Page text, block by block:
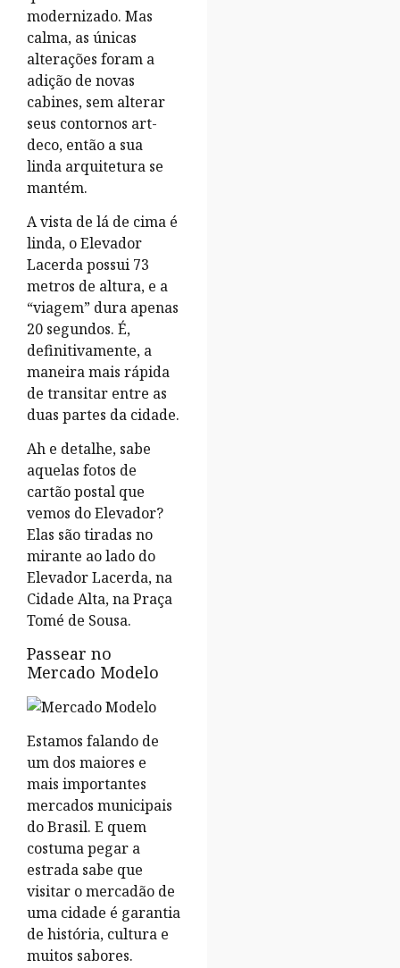
modernizado. Mas
calma, as únicas
alterações foram a
adição de novas
cabines, sem alterar
seus contornos art-
deco, então a sua
linda arquitetura se
mantém.
A vista de lá de cima é
linda, o Elevador
Lacerda possui 73
metros de altura, e a
“viagem” dura apenas
20 segundos. É,
definitivamente, a
maneira mais rápida
de transitar entre as
duas partes da cidade.
Ah e detalhe, sabe
aquelas fotos de
cartão postal que
vemos do Elevador?
Elas são tiradas no
mirante ao lado do
Elevador Lacerda, na
Cidade Alta, na Praça
Tomé de Sousa.
Passear no
Mercado Modelo
Estamos falando de
um dos maiores e
mais importantes
mercados municipais
do Brasil. E quem
costuma pegar a
estrada sabe que
visitar o mercadão de
uma cidade é garantia
de história, cultura e
muitos sabores.